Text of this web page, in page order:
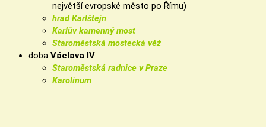
největší evropské město po Římu)
hrad Karlštejn
Karlův kamenný most
Staroměstská mostecká věž
doba Václava IV
Staroměstská radnice v Praze
Karolinum